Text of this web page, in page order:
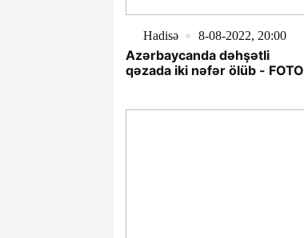
Hadisə 8-08-2022, 20:00
Azərbaycanda dəhşətli
qəzada iki nəfər ölüb - FOTO